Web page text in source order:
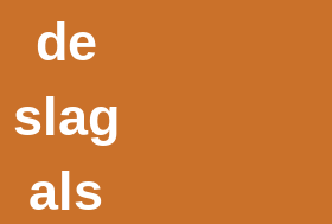
de
slag
als